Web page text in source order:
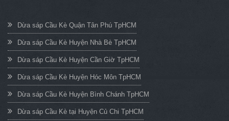
Dừa sáp Cầu Kè Quận Tân Phú TpHCM
Dừa sáp Cầu Kè Huyện Nhà Bè TpHCM
Dừa sáp Cầu Kè Huyện Cần Giờ TpHCM
Dừa sáp Cầu Kè Huyện Hóc Môn TpHCM
Dừa sáp Cầu Kè Huyện Bình Chánh TpHCM
Dừa sáp Cầu Kè tại Huyện Củ Chi TpHCM